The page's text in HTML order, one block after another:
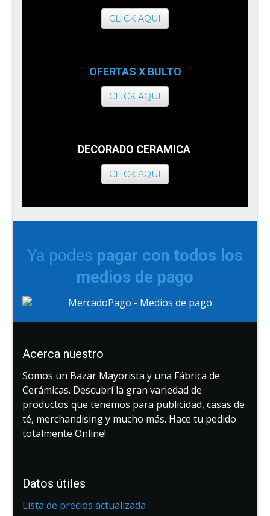
CLICK AQUI
OFERTAS X BULTO
CLICK AQUI
DECORADO CERAMICA
CLICK AQUI
Ya podes pagar con todos los
medios de pago
Acerca nuestro
Somos un Bazar Mayorista y una Fábrica de
Cerámicas. Descubrí la gran variedad de
productos que tenemos para publicidad, casas de
té, merchandising y mucho más. Hace tu pedido
totalmente Online!
Datos útiles
Lista de precios actualizada